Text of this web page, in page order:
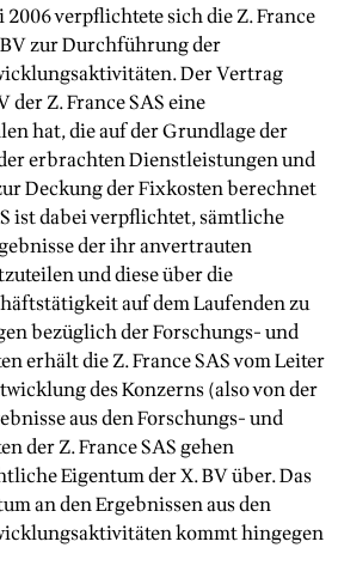
verpflichtete sich die Z. France
zur Durchführung der
Der Vertrag
der Z. France SAS eine
hat, die auf der Grundlage der
erbrachten Dienstleistungen und
Deckung der Fixkosten berechnet
ist dabei verpflichtet, sämtliche
der ihr anvertrauten
und diese über die
auf dem Laufenden zu
bezüglich der Forschungs- und
erhält die Z. France SAS vom Leiter
des Konzerns (also von der
aus den Forschungs- und
der Z. France SAS gehen
Eigentum der X. BV über. Das
an den Ergebnissen aus den
kommt hingegen